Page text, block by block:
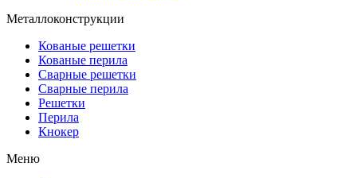
Металлоконструкции
Кованые решетки
Кованые перила
Сварные решетки
Сварные перила
Решетки
Перила
Кнокер
Меню